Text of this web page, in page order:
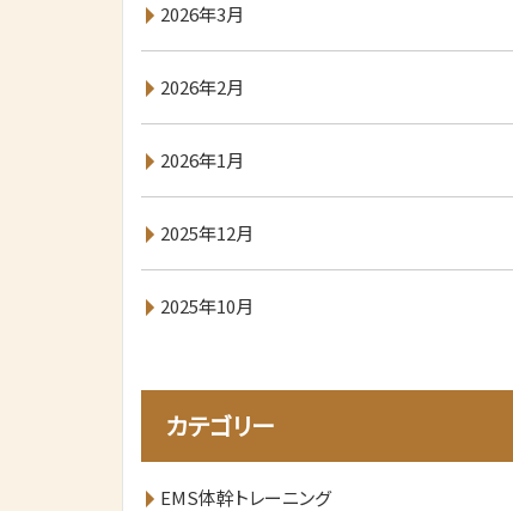
2026年3月
2026年2月
2026年1月
2025年12月
2025年10月
カテゴリー
EMS体幹トレーニング